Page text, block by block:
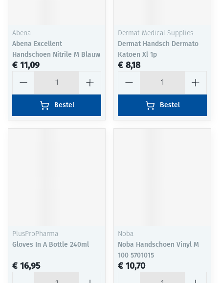
Abena
Abena Excellent
Handschoen Nitrile M Blauw
€ 11,09
Bestel
Dermat Medical Supplies
Dermat Handsch Dermato
Katoen Xl 1p
€ 8,18
Bestel
PlusProPharma
Gloves In A Bottle 240ml
€ 16,95
Noba
Noba Handschoen Vinyl M
100 5701015
€ 10,70